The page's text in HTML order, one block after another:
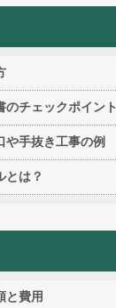
のチェックポイント
や手抜き工事の例
とは？
と費用